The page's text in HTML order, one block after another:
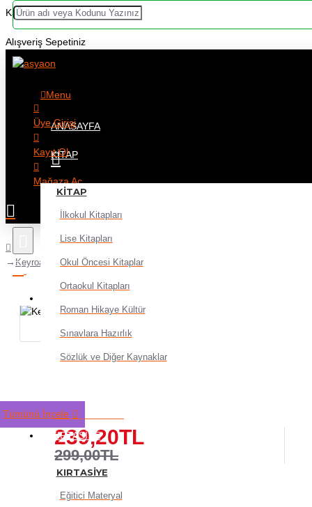
Kategoriler
Alışveriş Sepetiniz
Menu
ANASAYFA
KITAP
KITAP
İlkokul Kitapları
Lise Kitapları
Okul Öncesi Kitaplar
Ortaokul Kitapları
Roman Hikaye Kültür
Sınavlara Hazırlık
Sözlük ve Diğer Kaynaklar
Tümünü İncele
KIRTASIYE
KIRTASIYE
Eğitici Materyal
Üye Girişi
Kayıt Ol
Mağaza Aç
Keyroad Pergelli Matematik Seti Metal Kutu
Keyroad Pergelli
Kutu
239,20TL
299,00TL